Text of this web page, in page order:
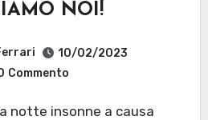
NOI!
10/02/2023
Commento